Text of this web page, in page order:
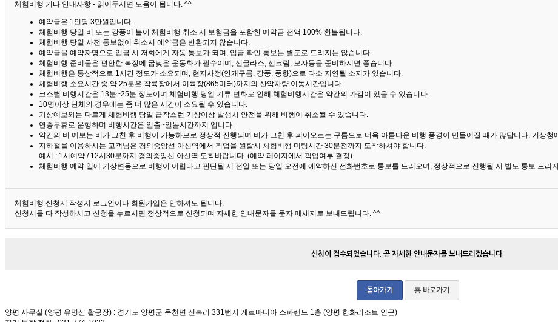
체험비행 기타 안내사항 - 읽어두시면 도움이 됩니다. ^^
예약금은 1인당 3만원입니다.
체험비행 당일 비 또는 강풍이 불어 체험비행 취소 시 보험금을 포함한 예약금 전액 100% 환불됩니다.
체험비행 당일 사전 통보없이 취소시 예약금은 반환되지 않습니다.
예약금을 예약자명으로 입금 시 저희에게 자동 통보가 되며, 입금 확인 통보는 별도로 드리지는 않습니다.
체험비행 준비물은 편안한 복장에 굽낮은 운동화가 필수이며, 선글라스, 선크림, 모자등을 준비하시면 좋습니다.
체험비행은 통상적으로 1시간 정도가 소요되며, 현지사정(안개구름, 강풍, 풍향)으로 다소 지연될 소지가 있습니다.
체험비행 소요시간 중 약 25분은 착륙장에서 이륙장(865미터)까지의 산악차량 이동시간입니다.
코스별 비행시간은 13분~25분 정도이며 체험비행 당일 기류 변화로 인해 체험비행시간은 약간의 가감이 있을 수 있습니다.
10명이상 단체의 경우에는 좀 더 많은 시간이 소요될 수 있습니다.
기상예보와는 다르게 체험비행 당일 급작스런 기상이상 발생시 안전을 위해 비행이 취소될 수 있습니다.
연중무휴로 운행하며 비행시간은 일출~일몰시간까지 입니다.
약간의 비 예보는 비가 그친 후 비행이 가능하므로 정상적 진행되며 비가 그친 후 피어오르는 구름으로 더욱 아름다운 비행 풍경이 만들어질 때가 많답니다. 기상청
지하철을 이용하시는 고객님은 경의중앙선 아신역에서 픽업을 원할시 체험비행 미팅시간 30분전까지 도착하셔야 합니다.
예시 : 1시예약 / 12시30분까지 경의중앙선 아신역 도착바랍니다. (예약 페이지에서 픽업여부 결정)
체험비행 예약 일에 기상변동으로 비행이 어렵다고 판단될 시 전일 또는 당일 오전에 예약하신 전화번호로 통보를 드리오며, 정상적으로 진행될 시 별도 통보 드리
체험비행 신청서 작성시 로그인이나 회원가입은 안하셔도 됩니다.
신청서를 다 작성하시고 신청을 누르시면 정상적으로 신청되며 자세한 안내문자를 문자 메세지로 보내드립니다. ^^
신청이 접수되었습니다. 곧 자세한 안내문자를 보내드리겠습니다.
돌아가기 홈 바로가기
양평 사무실 (양평 유명산 활공장) : 경기도 양평군 옥천면 신복리 331번지 게르마니아 스파랜드 1층 (양평 한화리조트 인근)